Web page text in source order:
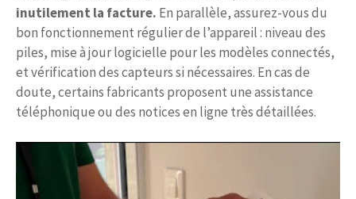
inutilement la facture. En parallèle, assurez-vous du
bon fonctionnement régulier de l’appareil : niveau des
piles, mise à jour logicielle pour les modèles connectés,
et vérification des capteurs si nécessaires. En cas de
doute, certains fabricants proposent une assistance
téléphonique ou des notices en ligne très détaillées.